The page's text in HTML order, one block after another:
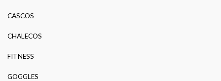
CASCOS
CHALECOS
FITNESS
GOGGLES